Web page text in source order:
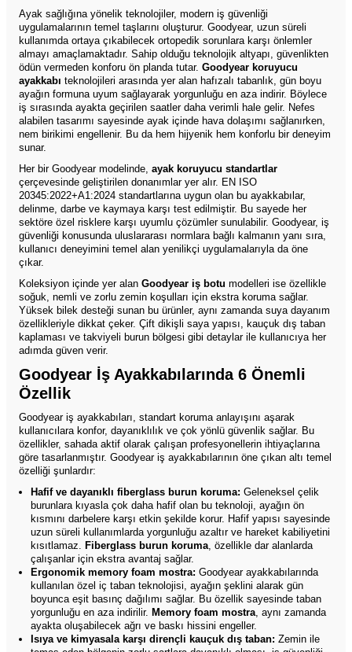
Ayak sağlığına yönelik teknolojiler, modern iş güvenliği
uygulamalarının temel taşlarını oluşturur. Goodyear, uzun süreli
kullanımda ortaya çıkabilecek ortopedik sorunlara karşı önlemler
almayı amaçlamaktadır. Sahip olduğu teknolojik altyapı, güvenlikten
ödün vermeden konforu ön planda tutar. Goodyear koruyucu
ayakkabı teknolojileri arasında yer alan hafızalı tabanlık, gün boyu
ayağın formuna uyum sağlayarak yorgunluğu en aza indirir. Böylece
iş sırasında ayakta geçirilen saatler daha verimli hale gelir. Nefes
alabilen tasarımı sayesinde ayak içinde hava dolaşımı sağlanırken,
nem birikimi engellenir. Bu da hem hijyenik hem konforlu bir deneyim
sunar.
Her bir Goodyear modelinde, ayak koruyucu standartlar
çerçevesinde geliştirilen donanımlar yer alır. EN ISO
20345:2022+A1:2024 standartlarına uygun olan bu ayakkabılar,
delinme, darbe ve kaymaya karşı test edilmiştir. Bu sayede her
sektöre özel risklere karşı uyumlu çözümler sunulabilir. Goodyear, iş
güvenliği konusunda uluslararası normlara bağlı kalmanın yanı sıra,
kullanıcı deneyimini temel alan yenilikçi uygulamalarıyla da öne
çıkar.
Koleksiyon içinde yer alan Goodyear iş botu modelleri ise özellikle
soğuk, nemli ve zorlu zemin koşulları için ekstra koruma sağlar.
Yüksek bilek desteği sunan bu ürünler, aynı zamanda suya dayanım
özellikleriyle dikkat çeker. Çift dikişli saya yapısı, kauçuk dış taban
kaplaması ve takviyeli burun bölgesi gibi detaylar ile kullanıcıya her
adımda güven verir.
Goodyear İş Ayakkabılarında 6 Önemli
Özellik
Goodyear iş ayakkabıları, standart koruma anlayışını aşarak
kullanıcılara konfor, dayanıklılık ve çok yönlü güvenlik sağlar. Bu
özellikler, sahada aktif olarak çalışan profesyonellerin ihtiyaçlarına
göre tasarlanmıştır. Goodyear iş ayakkabılarının öne çıkan altı temel
özelliği şunlardır:
Hafif ve dayanıklı fiberglass burun koruma: Geleneksel çelik
burunlara kıyasla çok daha hafif olan bu teknoloji, ayağın ön
kısmını darbelere karşı etkin şekilde korur. Hafif yapısı sayesinde
uzun süreli kullanımlarda yorgunluğu azaltır ve hareket kabiliyetini
kısıtlamaz. Fiberglass burun koruma, özellikle dar alanlarda
çalışanlar için ekstra avantaj sağlar.
Ergonomik memory foam mostra: Goodyear ayakkabılarında
kullanılan özel iç taban teknolojisi, ayağın şeklini alarak gün
boyunca eşit basınç dağılımı sağlar. Bu özellik sayesinde taban
yorgunluğu en aza indirilir. Memory foam mostra, aynı zamanda
ayakta oluşabilecek ağrı ve baskı hissini engeller.
Isıya ve kimyasala karşı dirençli kauçuk dış taban: Zemin ile